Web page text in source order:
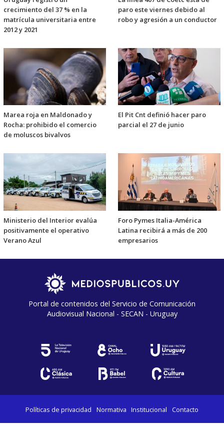
crecimiento del 37 % en la
matrícula universitaria entre
2012 y 2021
paro este viernes debido al
robo y agresión a un conductor
Marea roja en Maldonado y
Rocha: prohibido el comercio
de moluscos bivalvos
El Pit Cnt definió hacer paro
parcial el 27 de junio
Ministerio del Interior evalúa
positivamente el operativo
Verano Azul
Foro Pymes Italia-América
Latina recibirá a más de 200
empresarios
Portal de contenidos del Servicio de Comunicación
Audiovisual Nacional - SECAN - Uruguay
Políticas de privacidad Normativa Institucional Contacto